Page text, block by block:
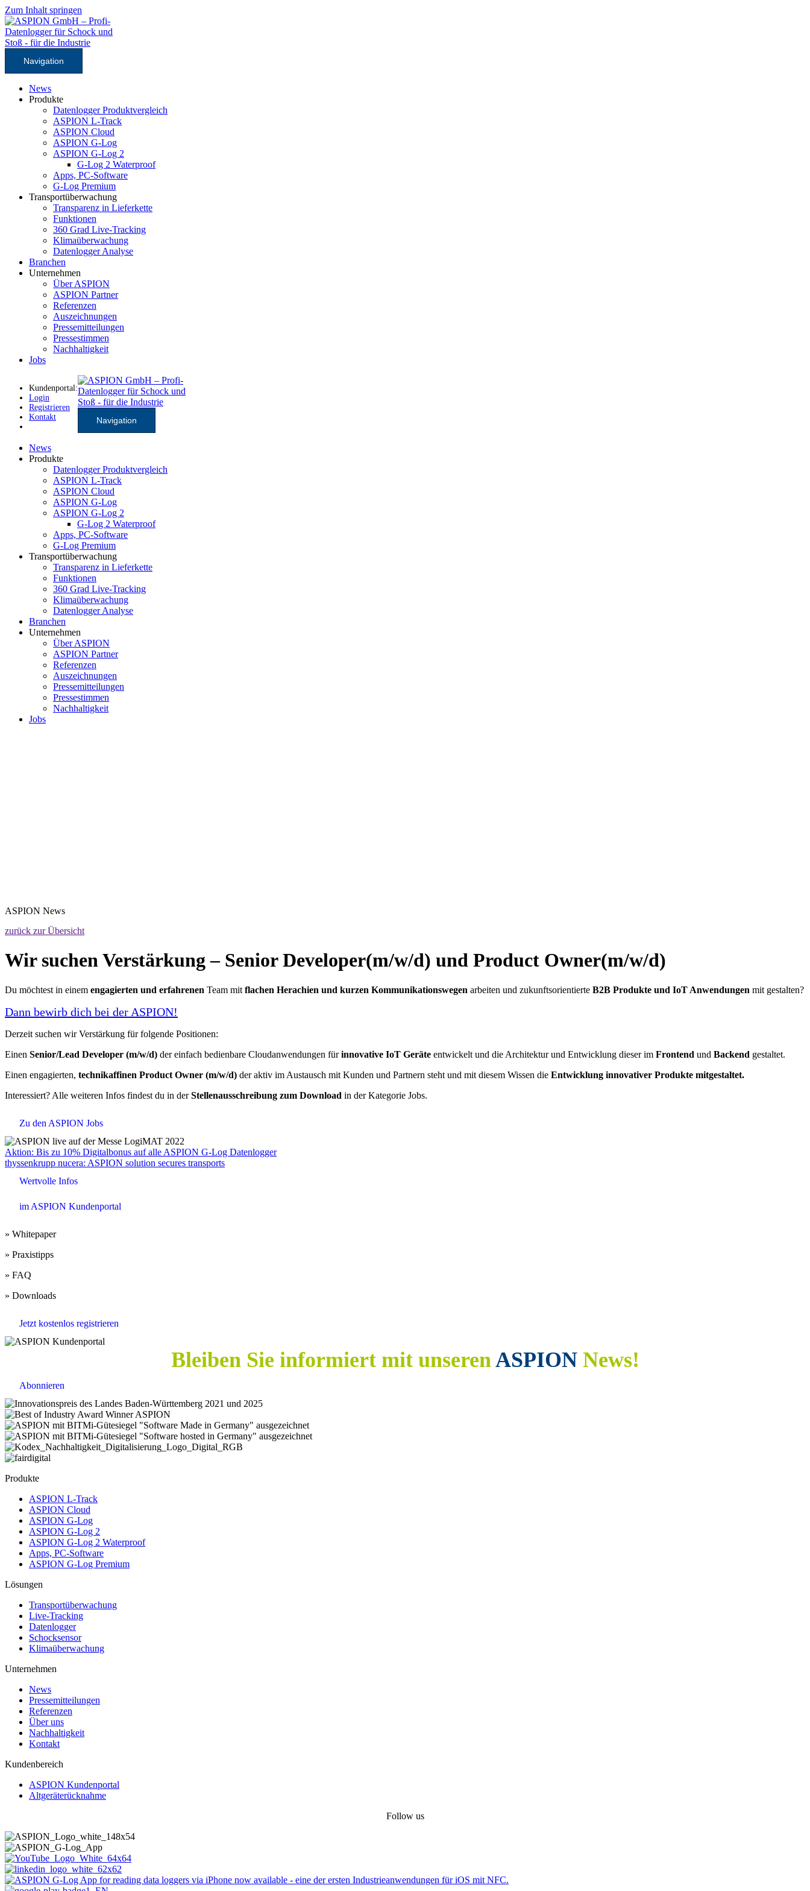
Zum Inhalt springen
Navigation
News
Produkte
Datenlogger Produktvergleich
ASPION L-Track
ASPION Cloud
ASPION G-Log
ASPION G-Log 2
G-Log 2 Waterproof
Apps, PC-Software
G-Log Premium
Transportüberwachung
Transparenz in Lieferkette
Funktionen
360 Grad Live-Tracking
Klimaüberwachung
Datenlogger Analyse
Branchen
Unternehmen
Über ASPION
ASPION Partner
Referenzen
Auszeichnungen
Pressemitteilungen
Pressestimmen
Nachhaltigkeit
Jobs
Kundenportal:
Login
Registrieren
Kontakt
Navigation
News
Produkte
Datenlogger Produktvergleich
ASPION L-Track
ASPION Cloud
ASPION G-Log
ASPION G-Log 2
G-Log 2 Waterproof
Apps, PC-Software
G-Log Premium
Transportüberwachung
Transparenz in Lieferkette
Funktionen
360 Grad Live-Tracking
Klimaüberwachung
Datenlogger Analyse
Branchen
Unternehmen
Über ASPION
ASPION Partner
Referenzen
Auszeichnungen
Pressemitteilungen
Pressestimmen
Nachhaltigkeit
Jobs
ASPION News
zurück zur Übersicht
Wir suchen Verstärkung – Senior Developer(m/w/d) und Product Owner(m/w/d)
Du möchtest in einem engagierten und erfahrenen Team mit flachen Herachien und kurzen Kommunikationswegen arbeiten und zukunftsorientierte B2B Produkte und IoT Anwendungen mit gestalten?
Dann bewirb dich bei der ASPION!
Derzeit suchen wir Verstärkung für folgende Positionen:
Einen Senior/Lead Developer (m/w/d) der einfach bedienbare Cloudanwendungen fürinnovative IoT Geräte entwickelt und die Architektur und Entwicklung dieser im Frontend und Backend gestaltet.
Einen engagierten, technikaffinen Product Owner (m/w/d) der aktiv im Austausch mit Kunden und Partnern steht und mit diesem Wissen die Entwicklung innovativer Produkte mitgestaltet.
Interessiert? Alle weiteren Infos findest du in derStellenausschreibung zum Download in der Kategorie Jobs.
Zu den ASPION Jobs
Beitrags-
Navigation
Aktion: Bis zu 10% Digitalbonus auf alle ASPION G-Log Datenlogger
thyssenkrupp nucera: ASPION solution secures transports
Wertvolle Infos
im ASPION Kundenportal
» Whitepaper
» Praxistipps
» FAQ
» Downloads
Jetzt kostenlos registrieren
Bleiben Sie informiert mit unserenASPION News!
Abonnieren
Produkte
ASPION L-Track
ASPION Cloud
ASPION G-Log
ASPION G-Log 2
ASPION G-Log 2 Waterproof
Apps, PC-Software
ASPION G-Log Premium
Lösungen
Transportüberwachung
Live-Tracking
Datenlogger
Schocksensor
Klimaüberwachung
Unternehmen
News
Pressemitteilungen
Referenzen
Über uns
Nachhaltigkeit
Kontakt
Kundenbereich
ASPION Kundenportal
Altgeräterücknahme
Follow us